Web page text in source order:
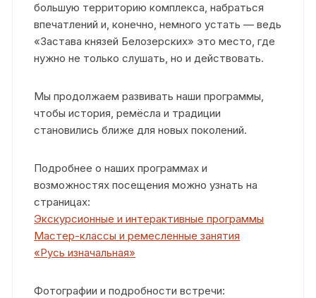
большую территорию комплекса, набраться
впечатлений и, конечно, немного устать — ведь
«Застава князей Белозерских» это место, где
нужно не только слушать, но и действовать.
Мы продолжаем развивать наши программы,
чтобы история, ремёсла и традиции
становились ближе для новых поколений.
Подробнее о наших программах и
возможностях посещения можно узнать на
страницах:
Экскурсионные и интерактивные программы
Мастер-классы и ремесленные занятия
«Русь изначальная»
Фотографии и подробности встречи: